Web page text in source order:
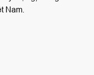
Nam.